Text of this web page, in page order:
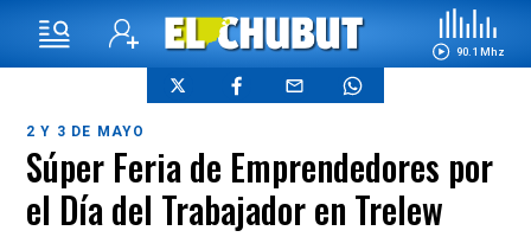
90.1 Mhz
2 Y 3 DE MAYO
Súper Feria de Emprendedores por
el Día del Trabajador en Trelew